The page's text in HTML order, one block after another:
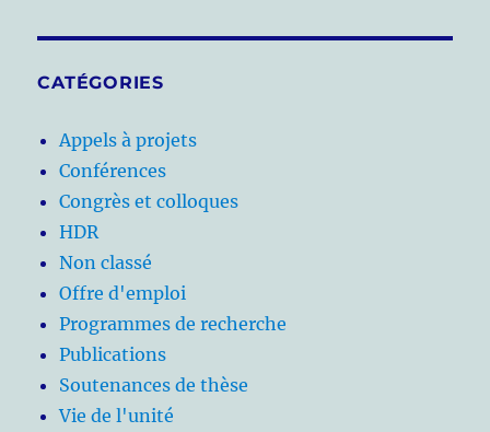
CATÉGORIES
Appels à projets
Conférences
Congrès et colloques
HDR
Non classé
Offre d'emploi
Programmes de recherche
Publications
Soutenances de thèse
Vie de l'unité